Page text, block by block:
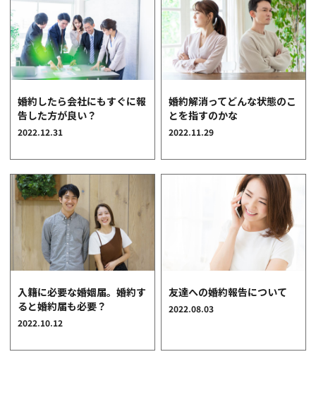
プライバシーポリシー
婚約したら会社にもすぐに報
告した方が良い？
2022.12.31
婚約解消ってどんな状態のこ
とを指すのかな
2022.11.29
入籍に必要な婚姻届。婚約す
ると婚約届も必要？
2022.10.12
友達への婚約報告について
2022.08.03